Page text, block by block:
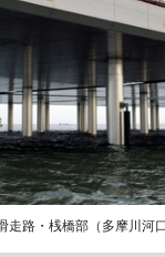
路・桟橋部（多摩川河